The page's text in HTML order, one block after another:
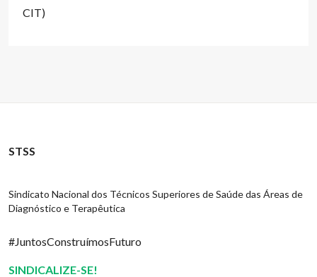
CIT)
STSS
Sindicato Nacional dos Técnicos Superiores de Saúde das Áreas de
Diagnóstico e Terapêutica
#JuntosConstruímosFuturo
SINDICALIZE-SE!